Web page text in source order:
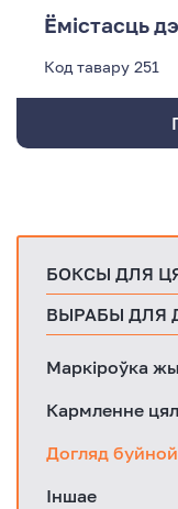
Ёмістасць
Код тавару 251
БОКСЫ ДЛЯ
ВЫРАБЫ ДЛЯ
Маркіроўка
Кармленне
Догляд
Іншае